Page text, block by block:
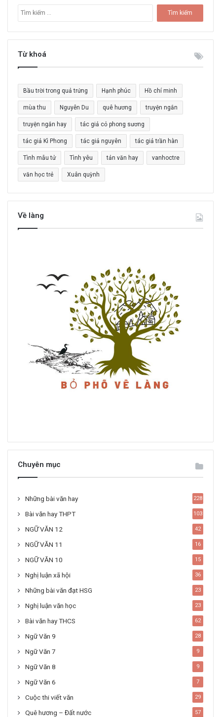
m
k
h
o
:
Từ khoá
Bầu trời trong quả trứng Hạnh phúc Hồ chí minh
mùa thu Nguyễn Du quê hương truyện ngắn
truyện ngắn hay tác giả cỏ phong sương
tác giả Kì Phong tác giả nguyên tác giả trần hàn
Tình mẫu tử Tình yêu tản văn hay vanhoctre
văn học trẻ Xuân quỳnh
Về làng
Chuyên mục
Những bài văn hay 228
Bài văn hay THPT 103
NGỮ VĂN 12 42
NGỮ VĂN 11 16
NGỮ VĂN 10 15
Nghị luận xã hội 36
Những bài văn đạt HSG 23
Nghị luận văn học 23
Bài văn hay THCS 62
Ngữ Văn 9 28
Ngữ Văn 7 9
Ngữ Văn 8 9
Ngữ Văn 6 7
Cuộc thi viết văn 29
Quê hương – Đất nước 57